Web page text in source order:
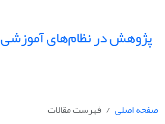
پژوهش در نظام‌های آموزشی
صفحه اصلی
فهرست مقالات